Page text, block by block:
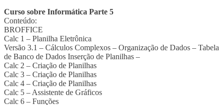
Curso sobre Informática Parte 5
Conteúdo:
BROFFICE
Calc 1 – Planilha Eletrônica
Versão 3.1 – Cálculos Complexos – Organização de Dados – Tabela
de Banco de Dados Inserção de Planilhas –
Calc 2 – Criação de Planilhas
Calc 3 – Criação de Planilhas
Calc 4 – Criação de Planilhas
Calc 5 – Assistente de Gráficos
Calc 6 – Funções